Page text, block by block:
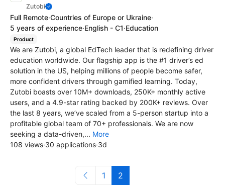
Zutobi
Full Remote·Countries of Europe or Ukraine·
5 years of experience·English - C1·Education
Product
We are Zutobi, a global EdTech leader that is redefining driver
education worldwide. Our flagship app is the #1 driver’s ed
solution in the US, helping millions of people become safer,
more confident drivers through gamified learning. Today,
Zutobi boasts over 10M+ downloads, 250K+ monthly active
users, and a 4.9-star rating backed by 200K+ reviews. Over
the last 8 years, we’ve scaled from a 5-person startup into a
profitable global team of 70+ professionals. We are now
seeking a data-driven,... More
108 views·30 applications·3d
1 2